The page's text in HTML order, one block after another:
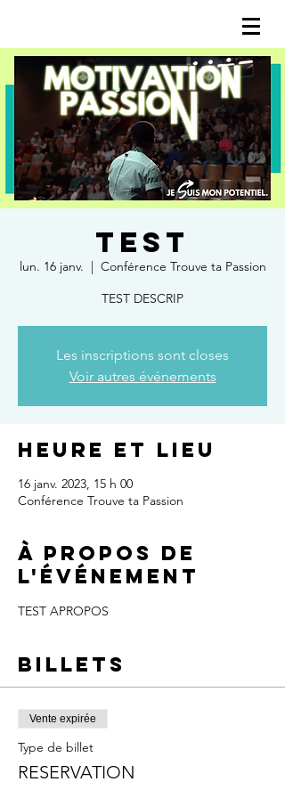
TEST
lun. 16 janv.
  |
Conférence Trouve ta Passion
TEST DESCRIP
Les inscriptions sont closes
Voir autres événements
Heure et lieu
16 janv. 2023, 15 h 00
Conférence Trouve ta Passion
À propos de
l'événement
TEST APROPOS
Billets
Vente expirée
Type de billet
RESERVATION